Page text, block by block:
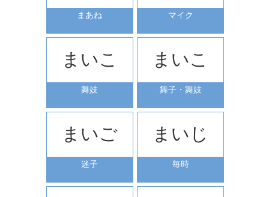
まあね マイク
まいこ
舞妓
まいこ
舞子・舞妓
まいご
迷子
まいじ
毎時